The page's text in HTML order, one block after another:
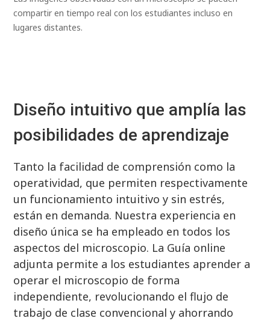
compartir en tiempo real con los estudiantes incluso en
lugares distantes.
Diseño intuitivo que amplía las
posibilidades de aprendizaje
Tanto la facilidad de comprensión como la
operatividad, que permiten respectivamente
un funcionamiento intuitivo y sin estrés,
están en demanda. Nuestra experiencia en
diseño única se ha empleado en todos los
aspectos del microscopio. La Guía online
adjunta permite a los estudiantes aprender a
operar el microscopio de forma
independiente, revolucionando el flujo de
trabajo de clase convencional y ahorrando